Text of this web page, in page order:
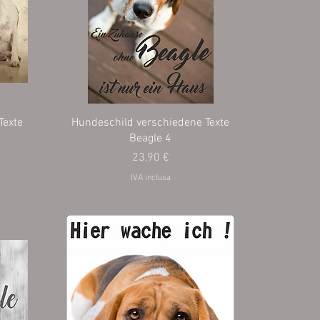
Hundeschild verschiedene Texte
Beagle 4
Prezzo
23,90 €
IVA inclusa